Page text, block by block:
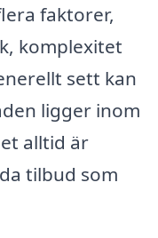
faktorer,
komplexitet
sett kan
ligger inom
alltid är
tilbud som